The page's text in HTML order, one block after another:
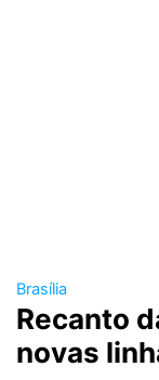
Brasília
Recanto
novas